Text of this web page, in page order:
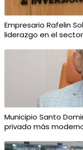
Empresario Rafelin
liderazgo en el
Municipio Santo
privado más